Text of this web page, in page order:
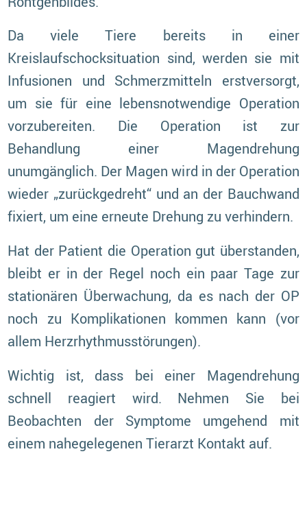
Da viele Tiere bereits in einer
Kreislaufschocksituation sind, werden sie mit
Infusionen und Schmerzmitteln erstversorgt,
um sie für eine lebensnotwendige Operation
vorzubereiten. Die Operation ist zur
Behandlung einer Magendrehung
unumgänglich. Der Magen wird in der Operation
wieder „zurückgedreht“ und an der Bauchwand
fixiert, um eine erneute Drehung zu verhindern.
Hat der Patient die Operation gut überstanden,
bleibt er in der Regel noch ein paar Tage zur
stationären Überwachung, da es nach der OP
noch zu Komplikationen kommen kann (vor
allem Herzrhythmusstörungen).
Wichtig ist, dass bei einer Magendrehung
schnell reagiert wird. Nehmen Sie bei
Beobachten der Symptome umgehend mit
einem nahegelegenen Tierarzt Kontakt auf.